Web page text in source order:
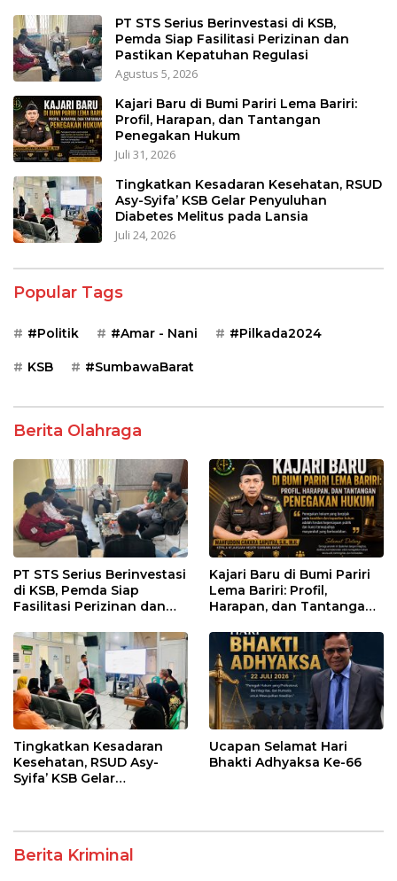
PT STS Serius Berinvestasi di KSB,
Pemda Siap Fasilitasi Perizinan dan
Pastikan Kepatuhan Regulasi
Agustus 5, 2026
Kajari Baru di Bumi Pariri Lema Bariri:
Profil, Harapan, dan Tantangan
Penegakan Hukum
Juli 31, 2026
Tingkatkan Kesadaran Kesehatan, RSUD
Asy-Syifa’ KSB Gelar Penyuluhan
Diabetes Melitus pada Lansia
Juli 24, 2026
Popular Tags
#Politik #Amar - Nani #Pilkada2024
KSB #SumbawaBarat
Berita Olahraga
PT STS Serius Berinvestasi
di KSB, Pemda Siap
Fasilitasi Perizinan dan
Regulasi
Kajari Baru di Bumi Pariri
Lema Bariri: Profil,
Harapan, dan Tantangan
Tingkatkan Kesadaran
Kesehatan, RSUD Asy-
Syifa’ KSB Gelar
Ucapan Selamat Hari
Bhakti Adhyaksa Ke-66
Berita Kriminal